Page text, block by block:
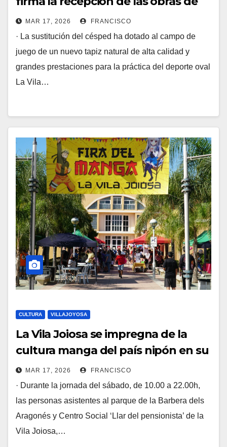
mejora del terreno de juego del
estadio municipal de rugby de ‘El
Pantano’
MAR 17, 2026 FRANCISCO
· La sustitución del césped ha dotado al campo de
juego de un nuevo tapiz natural de alta calidad y
grandes prestaciones para la práctica del deporte oval
La Vila…
CULTURA VILLAJOYOSA
La Vila Joiosa se impregna de la
cultura manga del país nipón en su
‘II Feria del Manga y Cultura
Japonesa’
MAR 17, 2026 FRANCISCO
· Durante la jornada del sábado, de 10.00 a 22.00h,
las personas asistentes al parque de la Barbera dels
Aragonés y Centro Social ‘Llar del pensionista’ de la
Vila Joiosa,…